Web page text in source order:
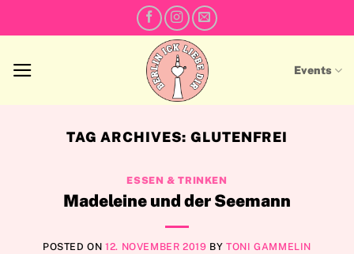
to
Events
TAG ARCHIVES:GLUTENFREI
ESSEN & TRINKEN
Madeleine und der Seemann
POSTED ON12. NOVEMBER 2019 BYTONI GAMMELIN